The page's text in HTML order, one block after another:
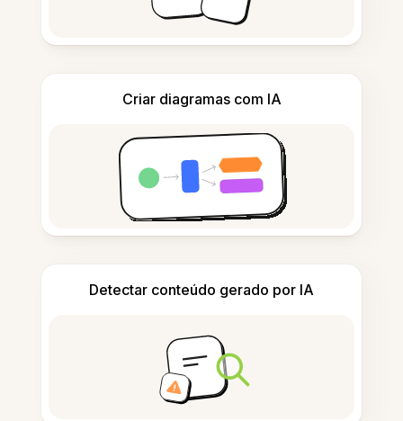
Criar diagramas com IA
Detectar conteúdo gerado por IA